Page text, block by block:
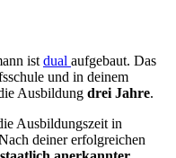
ist dual aufgebaut. Das
und in deinem
Ausbildung drei Jahre.
Ausbildungszeit in
deiner erfolgreichen